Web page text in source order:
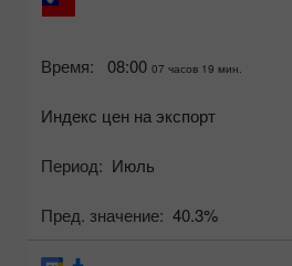
Время: 08:00 07 часов 19 мин.
Индекс цен на экспорт
Период: Июль
Пред. значение: 40.3%